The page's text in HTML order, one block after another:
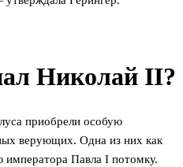
Николай II?
приобрели особую
верующих. Одна из них как
императора Павла I потомку.